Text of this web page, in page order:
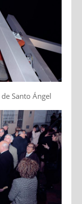
Santo Ángel